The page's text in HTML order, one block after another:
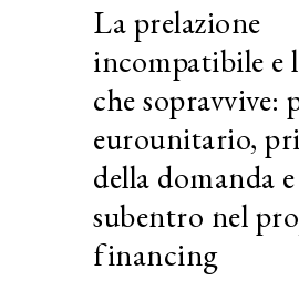
La prelazione
incompatibile e
che sopravvive:
eurounitario,
della domanda e
subentro nel
financing